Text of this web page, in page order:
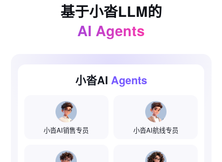
基于小沓LLM的
AI Agents
小沓AI Agents
小沓AI销售专员 小沓AI航线专员